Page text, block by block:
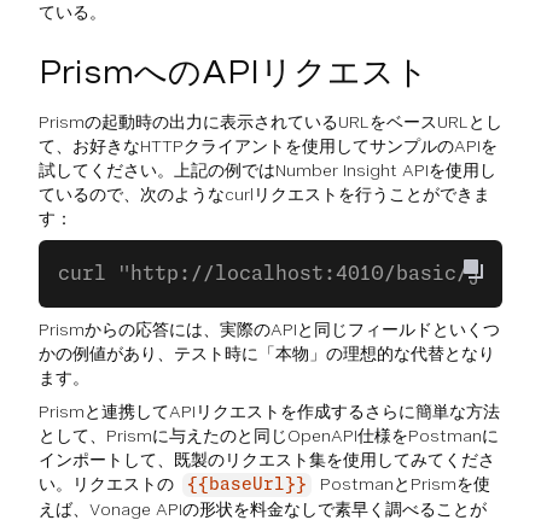
ている。
PrismへのAPIリクエスト
Prismの起動時の出力に表示されているURLをベースURLとし
て、お好きなHTTPクライアントを使用してサンプルのAPIを
試してください。上記の例ではNumber Insight APIを使用し
ているので、次のようなcurlリクエストを行うことができま
す：
curl "http://localhost:4010/basic/
Prismからの応答には、実際のAPIと同じフィールドといくつ
かの例値があり、テスト時に「本物」の理想的な代替となり
ます。
Prismと連携してAPIリクエストを作成するさらに簡単な方法
として、Prismに与えたのと同じOpenAPI仕様をPostmanに
インポートして、既製のリクエスト集を使用してみてくださ
い。リクエストの
{{baseUrl}}
PostmanとPrismを使
えば、Vonage APIの形状を料金なしで素早く調べることが